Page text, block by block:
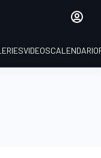
VIDEOSCALENDARIO